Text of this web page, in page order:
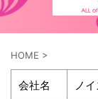
HOME >
会社名 ノ